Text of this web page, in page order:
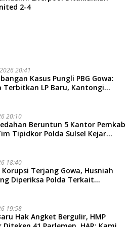
2-4
20:41
Kasus Pungli PBG Gowa:
Terbitkan LP Baru, Kantongi
20:10
Beruntun 5 Kantor Pemkab
Tipidkor Polda Sulsel Kejar
18:40
Korupsi Terjang Gowa, Husniah
Diperiksa Polda Terkait
19:58
Hak Angket Bergulir, HMP